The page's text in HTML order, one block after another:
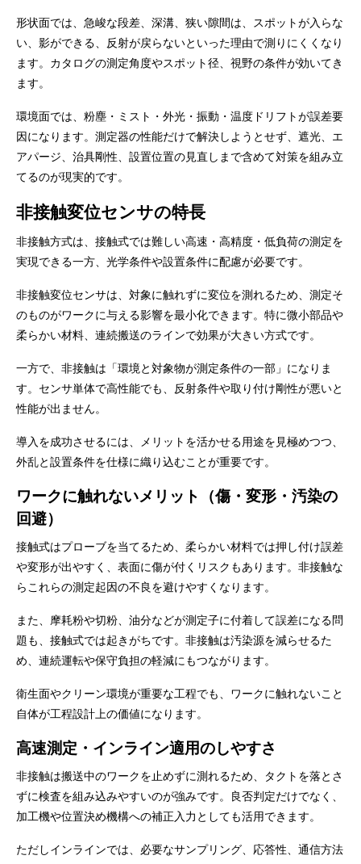
形状面では、急峻な段差、深溝、狭い隙間は、スポットが入らな
い、影ができる、反射が戻らないといった理由で測りにくくなり
ます。カタログの測定角度やスポット径、視野の条件が効いてき
ます。
環境面では、粉塵・ミスト・外光・振動・温度ドリフトが誤差要
因になります。測定器の性能だけで解決しようとせず、遮光、エ
アパージ、治具剛性、設置位置の見直しまで含めて対策を組み立
てるのが現実的です。
非接触変位センサの特長
非接触方式は、接触式では難しい高速・高精度・低負荷の測定を
実現できる一方、光学条件や設置条件に配慮が必要です。
非接触変位センサは、対象に触れずに変位を測れるため、測定そ
のものがワークに与える影響を最小化できます。特に微小部品や
柔らかい材料、連続搬送のラインで効果が大きい方式です。
一方で、非接触は「環境と対象物が測定条件の一部」になりま
す。センサ単体で高性能でも、反射条件や取り付け剛性が悪いと
性能が出ません。
導入を成功させるには、メリットを活かせる用途を見極めつつ、
外乱と設置条件を仕様に織り込むことが重要です。
ワークに触れないメリット（傷・変形・汚染の
回避）
接触式はプローブを当てるため、柔らかい材料では押し付け誤差
や変形が出やすく、表面に傷が付くリスクもあります。非接触な
らこれらの測定起因の不良を避けやすくなります。
また、摩耗粉や切粉、油分などが測定子に付着して誤差になる問
題も、接触式では起きがちです。非接触は汚染源を減らせるた
め、連続運転や保守負担の軽減にもつながります。
衛生面やクリーン環境が重要な工程でも、ワークに触れないこと
自体が工程設計上の価値になります。
高速測定・インライン適用のしやすさ
非接触は搬送中のワークを止めずに測れるため、タクトを落とさ
ずに検査を組み込みやすいのが強みです。良否判定だけでなく、
加工機や位置決め機構への補正入力としても活用できます。
ただしインラインでは、必要なサンプリング、応答性、通信方法